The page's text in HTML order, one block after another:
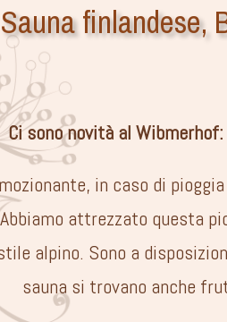
Sauna finlandese,
Ci sono novità al
in caso di
attrezzato questa
alpino. Sono a
sauna si trovano anche